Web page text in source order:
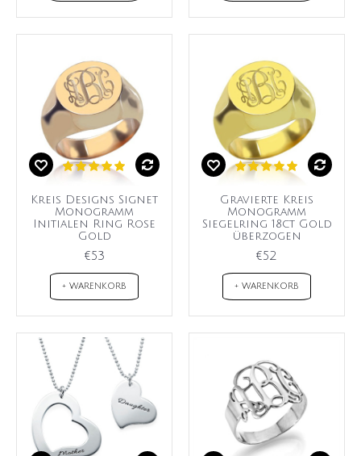
Kreis Designs Signet
Monogramm
Initialen Ring Rose
Gold
€53
+ WARENKORB
Gravierte Kreis
Monogramm
Siegelring 18ct Gold
überzogen
€52
+ WARENKORB